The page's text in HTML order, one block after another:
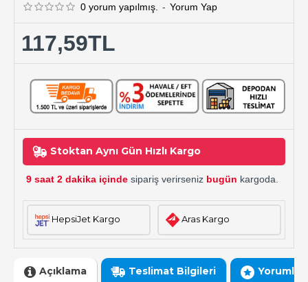
0 yorum yapılmış. - Yorum Yap
117,59TL
Stoktan Aynı Gün Hızlı Kargo
9 saat 2 dakika içinde sipariş verirseniz bugün kargoda.
HepsiJet Kargo Aras Kargo
Açıklama Teslimat Bilgileri Yorumlar